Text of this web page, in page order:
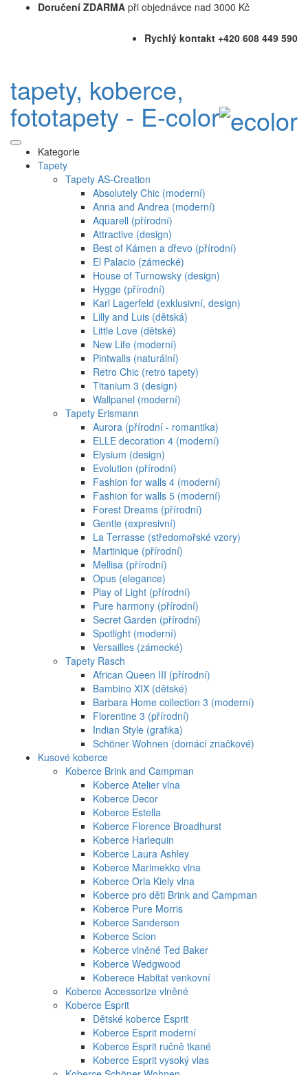
Doručení ZDARMA při objednávce nad 3000 Kč
Rychlý kontakt +420 608 449 590
tapety, koberce,
fototapety - E-color
Kategorie
Tapety
Tapety AS-Creation
Absolutely Chic (moderní)
Anna and Andrea (moderní)
Aquarell (přírodní)
Attractive (design)
Best of Kámen a dřevo (přírodní)
El Palacio (zámecké)
House of Turnowsky (design)
Hygge (přírodní)
Karl Lagerfeld (exklusivní, design)
Lilly and Luis (dětská)
Little Love (dětské)
New Life (moderní)
Pintwalls (naturální)
Retro Chic (retro tapety)
Titanium 3 (design)
Wallpanel (moderní)
Tapety Erismann
Aurora (přírodní - romantika)
ELLE decoration 4 (moderní)
Elysium (design)
Evolution (přírodní)
Fashion for walls 4 (moderní)
Fashion for walls 5 (moderní)
Forest Dreams (přírodní)
Gentle (expresivní)
La Terrasse (středomořské vzory)
Martinique (přírodní)
Mellisa (přírodní)
Opus (elegance)
Play of Light (přírodní)
Pure harmony (přírodní)
Secret Garden (přírodní)
Spotlight (moderní)
Versailles (zámecké)
Tapety Rasch
African Queen III (přírodní)
Bambino XIX (dětské)
Barbara Home collection 3 (moderní)
Florentine 3 (přírodní)
Indian Style (grafika)
Schöner Wohnen (domácí značkové)
Kusové koberce
Koberce Brink and Campman
Koberce Atelier vlna
Koberce Decor
Koberce Estella
Koberce Florence Broadhurst
Koberce Harlequin
Koberce Laura Ashley
Koberce Marimekko vlna
Koberce Orla Kiely vlna
Koberce pro děti Brink and Campman
Koberce Pure Morris
Koberce Sanderson
Koberce Scion
Koberce vlněné Ted Baker
Koberce Wedgwood
Koberece Habitat venkovní
Koberce Accessorize vlněné
Koberce Esprit
Dětské koberce Esprit
Koberce Esprit moderní
Koberce Esprit ručně tkané
Koberce Esprit vysoký vlas